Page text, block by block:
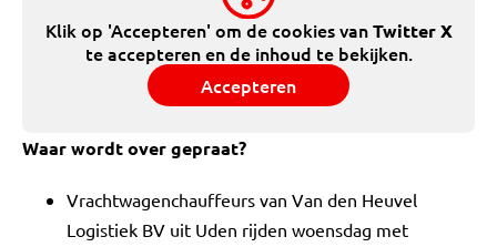
Klik op 'Accepteren' om de cookies vanTwitter X
te accepteren en de inhoud te bekijken.
Accepteren
Waar wordt over gepraat?
Vrachtwagenchauffeurs van Van den Heuvel
Logistiek BV uit Uden rijden woensdag met